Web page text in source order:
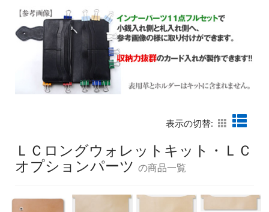
表示の切替:
ＬＣロングウォレットキット・ＬＣ
オプションパーツ の商品一覧